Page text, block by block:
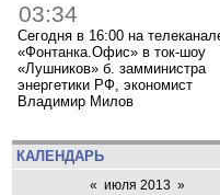
03:34
Сегодня в 16:00 на
«Фонтанка.Офис» в ток-шоу
«Лушников» б. замминистра
энергетики РФ, экономист
Владимир Милов
КАЛЕНДАРЬ
« июля 2013 »